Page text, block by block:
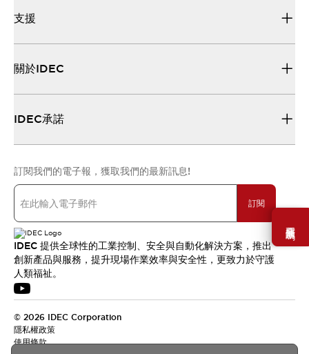
需要幫助嗎？
支援
關於IDEC
IDEC承諾
訂閱我們的電子報，獲取我們的最新訊息!
訂閱
IDEC 提供全球性的工業控制、安全與自動化解決方案，推出
創新產品與服務，提升現場作業效率與安全性，更致力於守護
人類福祉。
© 2026 IDEC Corporation
隱私權政策
使用條款